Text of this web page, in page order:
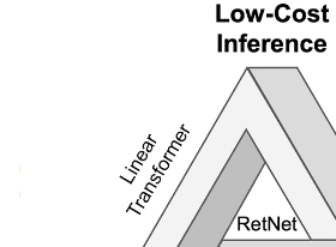
LLM, TransNormerLLM. positional
eration, gating mechanism, tensor
tion 등의 방식을 적용. linear attention을 가속
을 제시. 배경 대부분의 인공지능 모델들은